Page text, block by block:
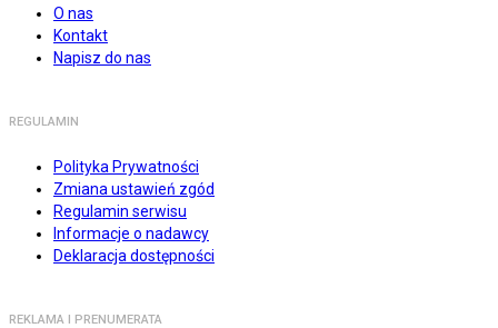
O nas
Kontakt
Napisz do nas
REGULAMIN
Polityka Prywatności
Zmiana ustawień zgód
Regulamin serwisu
Informacje o nadawcy
Deklaracja dostępności
REKLAMA I PRENUMERATA